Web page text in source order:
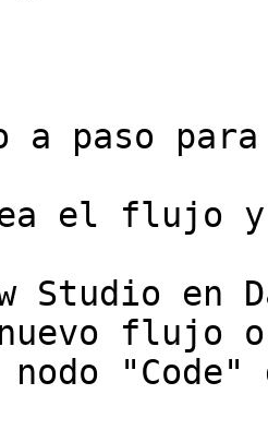
a paso
el flujo y
Studio en
flujo